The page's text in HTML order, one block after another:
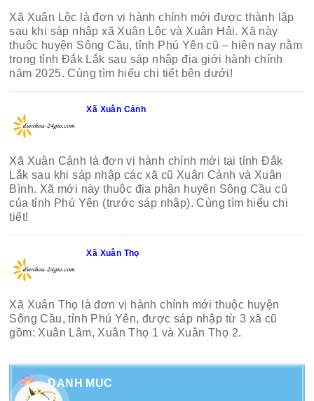
Xã Xuân Lộc là đơn vị hành chính mới được thành lập
sau khi sáp nhập xã Xuân Lộc và Xuân Hải. Xã này
thuộc huyện Sông Cầu, tỉnh Phú Yên cũ – hiện nay nằm
trong tỉnh Đắk Lắk sau sáp nhập địa giới hành chính
năm 2025. Cùng tìm hiểu chi tiết bên dưới!
Xã Xuân Cảnh
Xã Xuân Cảnh là đơn vị hành chính mới tại tỉnh Đắk
Lắk sau khi sáp nhập các xã cũ Xuân Cảnh và Xuân
Bình. Xã mới này thuộc địa phận huyện Sông Cầu cũ
của tỉnh Phú Yên (trước sáp nhập). Cùng tìm hiểu chi
tiết!
Xã Xuân Thọ
Xã Xuân Thọ là đơn vị hành chính mới thuộc huyện
Sông Cầu, tỉnh Phú Yên, được sáp nhập từ 3 xã cũ
gồm: Xuân Lâm, Xuân Thọ 1 và Xuân Thọ 2.
DANH MỤC